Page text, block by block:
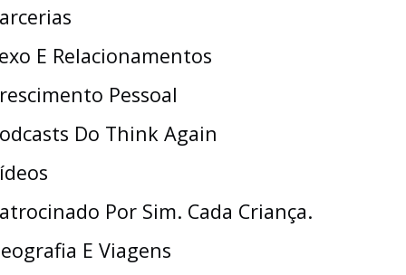
E Relacionamentos
Pessoal
Do Think Again
Por Sim. Cada Criança.
E Viagens